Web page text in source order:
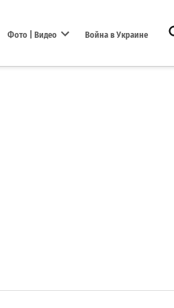
Фото | Видео Война в Украине